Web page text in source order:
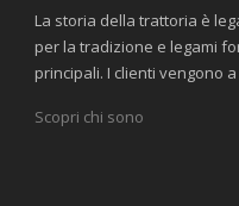
La storia della trattoria è
per la tradizione e legami
principali. I clienti vengono
Scopri chi sono